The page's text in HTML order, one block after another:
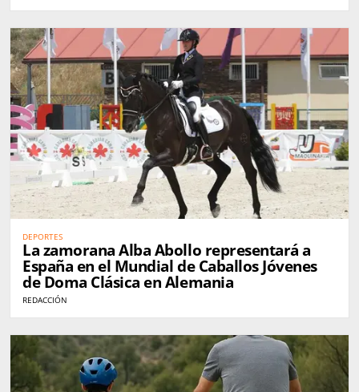
DEPORTES
La zamorana Alba Abollo representará a
España en el Mundial de Caballos Jóvenes
de Doma Clásica en Alemania
REDACCIÓN